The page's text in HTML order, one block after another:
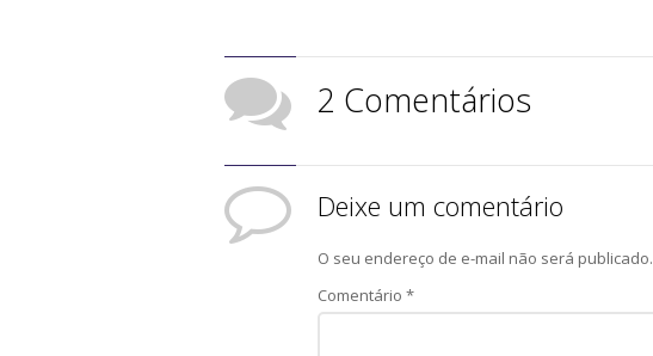
2 Comentários
Deixe um comentário
O seu endereço de e-mail não será publicado.
Comentário *